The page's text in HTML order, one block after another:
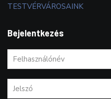
TESTVÉRVÁROSAINK
Bejelentkezés